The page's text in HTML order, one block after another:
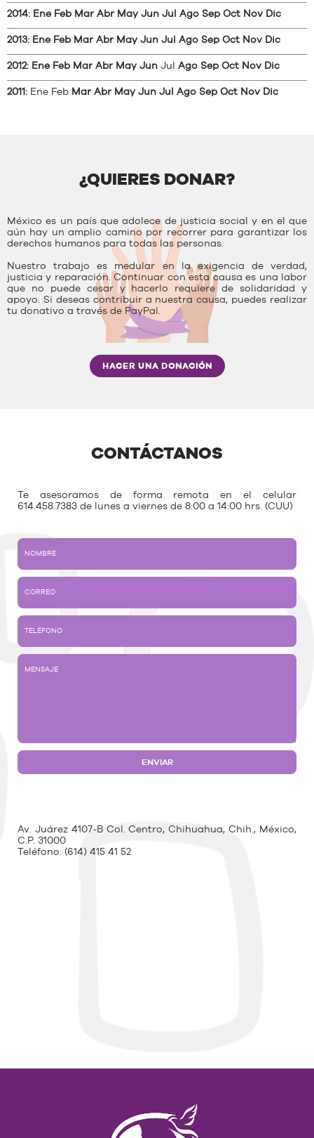
2014: Ene Feb Mar Abr May Jun Jul Ago Sep Oct Nov Dic
2013: Ene Feb Mar Abr May Jun Jul Ago Sep Oct Nov Dic
2012: Ene Feb Mar Abr May Jun Jul Ago Sep Oct Nov Dic
2011: Ene Feb Mar Abr May Jun Jul Ago Sep Oct Nov Dic
¿QUIERES DONAR?
México es un país que adolece de justicia social y en el que
aún hay un amplio camino por recorrer para garantizar los
derechos humanos para todas las personas.
Nuestro trabajo es medular en la exigencia de verdad,
justicia y reparación. Continuar con esta causa es una labor
que no puede cesar y hacerlo requiere de solidaridad y
apoyo. Si deseas contribuir a nuestra causa, puedes realizar
tu donativo a través de PayPal.
HACER UNA DONACIÓN
CONTÁCTANOS
Te asesoramos de forma remota en el celular
614.458.7383 de lunes a viernes de 8:00 a 14:00 hrs. (CUU)
Av. Juárez 4107-B Col. Centro, Chihuahua, Chih., México,
C.P. 31000
Teléfono: (614) 415 41 52